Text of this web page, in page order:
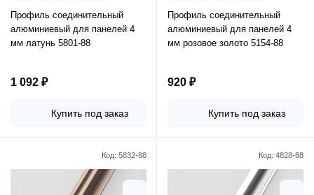
Профиль соединительный
алюминиевый для панелей 4
мм латунь 5801-88
1 092 ₽
Купить под заказ
Профиль соединительный
алюминиевый для панелей 4
мм розовое золото 5154-88
920 ₽
Купить под заказ
Код: 5832-88 Код: 4828-88